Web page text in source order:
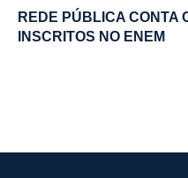
REDE PÚBLICA CONTA
INSCRITOS NO ENEM